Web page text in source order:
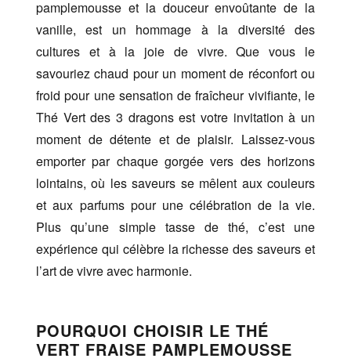
pamplemousse et la douceur envoûtante de la
vanille, est un hommage à la diversité des
cultures et à la joie de vivre. Que vous le
savouriez chaud pour un moment de réconfort ou
froid pour une sensation de fraîcheur vivifiante, le
Thé Vert des 3 dragons est votre invitation à un
moment de détente et de plaisir. Laissez-vous
emporter par chaque gorgée vers des horizons
lointains, où les saveurs se mêlent aux couleurs
et aux parfums pour une célébration de la vie.
Plus qu’une simple tasse de thé, c’est une
expérience qui célèbre la richesse des saveurs et
l’art de vivre avec harmonie.
POURQUOI CHOISIR LE THÉ
VERT FRAISE PAMPLEMOUSSE